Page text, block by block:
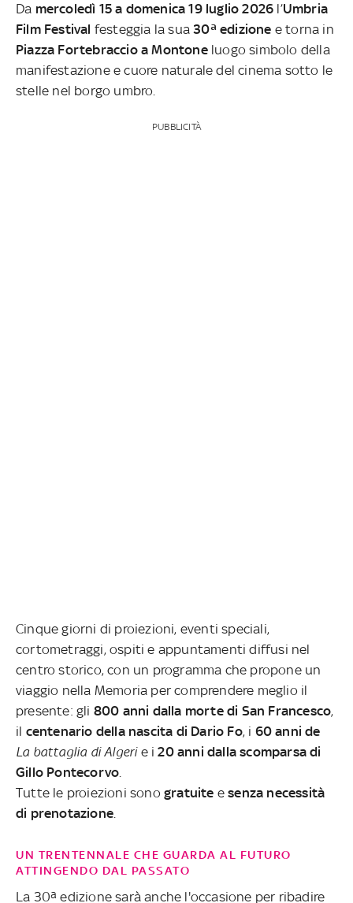
Da mercoledì 15 a domenica 19 luglio 2026 l’Umbria
Film Festival festeggia la sua30ª edizione e torna in
Piazza Fortebraccio a Montoneluogo simbolo della
manifestazione e cuore naturale del cinema sotto le
stelle nel borgo umbro.
PUBBLICITÀ
Cinque giorni di proiezioni, eventi speciali,
cortometraggi, ospiti e appuntamenti diffusi nel
centro storico, con un programma che propone un
viaggio nella Memoria per comprendere meglio il
presente: gli 800 anni dalla morte di San Francesco,
il centenario della nascita di Dario Fo, i 60 anni de
La battaglia di Algerie i20 anni dalla scomparsa di
Gillo Pontecorvo.
Tutte le proiezioni sono gratuite esenza necessità
di prenotazione.
UN TRENTENNALE CHE GUARDA AL FUTURO
ATTINGENDO DAL PASSATO
La 30ª edizione sarà anche l'occasione per ribadire